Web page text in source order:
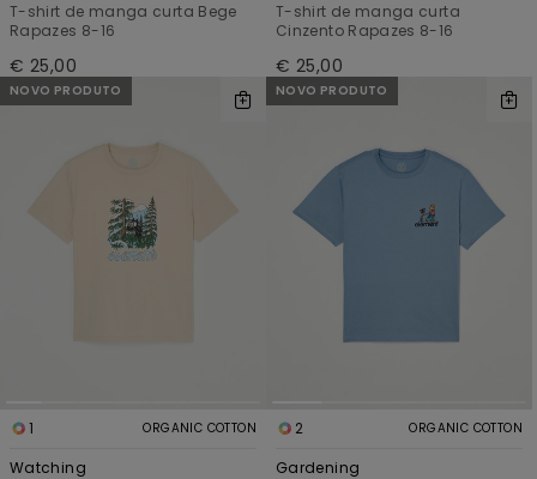
T-shirt de manga curta Bege
Rapazes 8-16
€ 25,00
T-shirt de manga curta
Cinzento Rapazes 8-16
€ 25,00
NOVO PRODUTO
1 ORGANIC COTTON
Watching
NOVO PRODUTO
2 ORGANIC COTTON
Gardening